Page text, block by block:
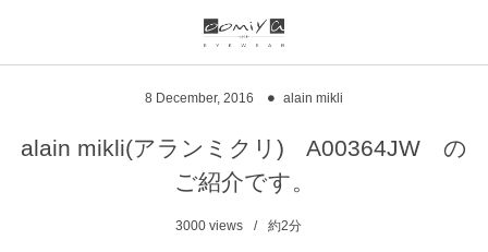
8 December, 2016 alain mikli
alain mikli(アランミクリ) A00364JW の
ご紹介です。
3000 views 約2分